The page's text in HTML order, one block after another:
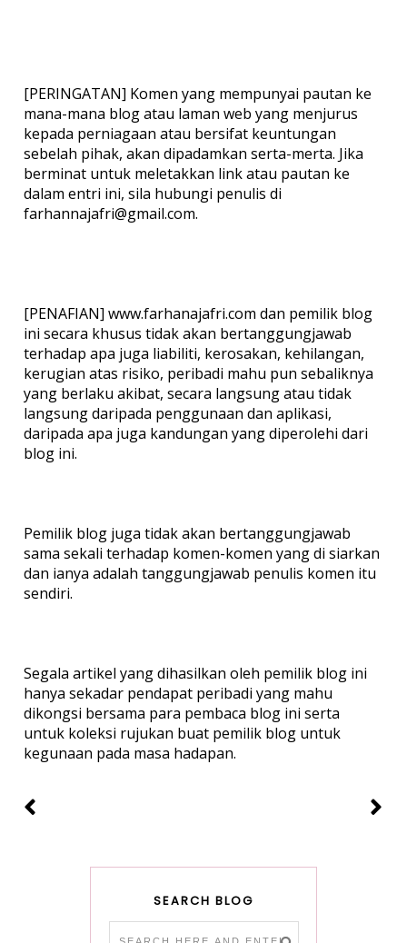
[PERINGATAN] Komen yang mempunyai pautan ke
mana-mana blog atau laman web yang menjurus
kepada perniagaan atau bersifat keuntungan
sebelah pihak, akan dipadamkan serta-merta. Jika
berminat untuk meletakkan link atau pautan ke
dalam entri ini, sila hubungi penulis di
farhannajafri@gmail.com.
[PENAFIAN] www.farhanajafri.com dan pemilik blog
ini secara khusus tidak akan bertanggungjawab
terhadap apa juga liabiliti, kerosakan, kehilangan,
kerugian atas risiko, peribadi mahu pun sebaliknya
yang berlaku akibat, secara langsung atau tidak
langsung daripada penggunaan dan aplikasi,
daripada apa juga kandungan yang diperolehi dari
blog ini.
Pemilik blog juga tidak akan bertanggungjawab
sama sekali terhadap komen-komen yang di siarkan
dan ianya adalah tanggungjawab penulis komen itu
sendiri.
Segala artikel yang dihasilkan oleh pemilik blog ini
hanya sekadar pendapat peribadi yang mahu
dikongsi bersama para pembaca blog ini serta
untuk koleksi rujukan buat pemilik blog untuk
kegunaan pada masa hadapan.
SEARCH BLOG